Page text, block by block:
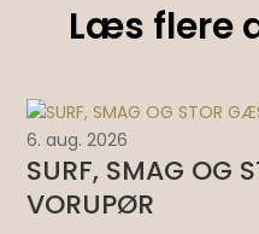
Læs flere
6. aug. 2026
SURF, SMAG OG
VORUPØR